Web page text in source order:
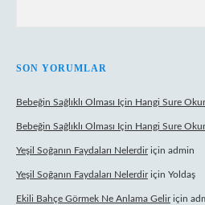
SON YORUMLAR
Bebeğin Sağlıklı Olması Için Hangi Sure
Bebeğin Sağlıklı Olması Için Hangi Sure
Yeşil Soğanın Faydaları Nelerdiriçin admin
Yeşil Soğanın Faydaları Nelerdiriçin Yoldaş
Ekili Bahçe Görmek Ne Anlama Geliriçin